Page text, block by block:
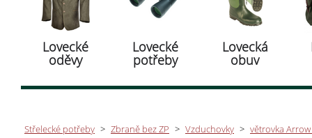
Lovecké
oděvy
Lovecké
potřeby
Lovecká
obuv
Střelecké potřeby > Zbraně bez ZP > Vzduchovky > větrovka Arrow